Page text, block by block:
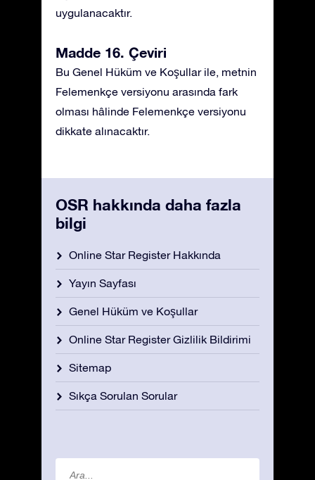
uygulanacaktır.
Madde 16. Çeviri
Bu Genel Hüküm ve Koşullar ile, metnin
Felemenkçe versiyonu arasında fark
olması hâlinde Felemenkçe versiyonu
dikkate alınacaktır.
OSR hakkında daha fazla
bilgi
Online Star Register Hakkında
Yayın Sayfası
Genel Hüküm ve Koşullar
Online Star Register Gizlilik Bildirimi
Sitemap
Sıkça Sorulan Sorular